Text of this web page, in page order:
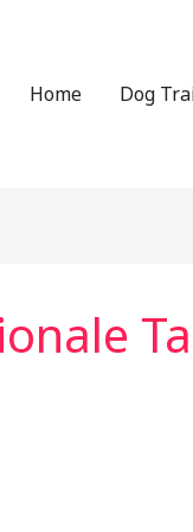
Home
Dog